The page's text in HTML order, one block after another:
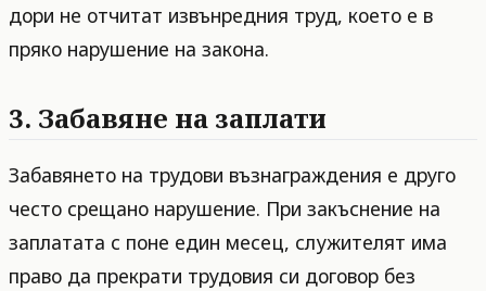
дори не отчитат извънредния труд, което е в
пряко нарушение на закона.
3. Забавяне на заплати
Забавянето на трудови възнаграждения е друго
често срещано нарушение. При закъснение на
заплатата с поне един месец, служителят има
право да прекрати трудовия си договор без